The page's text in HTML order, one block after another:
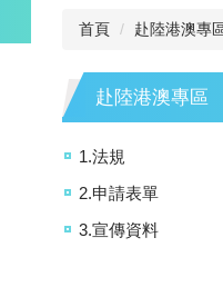
首頁 赴陸港澳專
赴陸港澳專區
1.法規
2.申請表單
3.宣傳資料